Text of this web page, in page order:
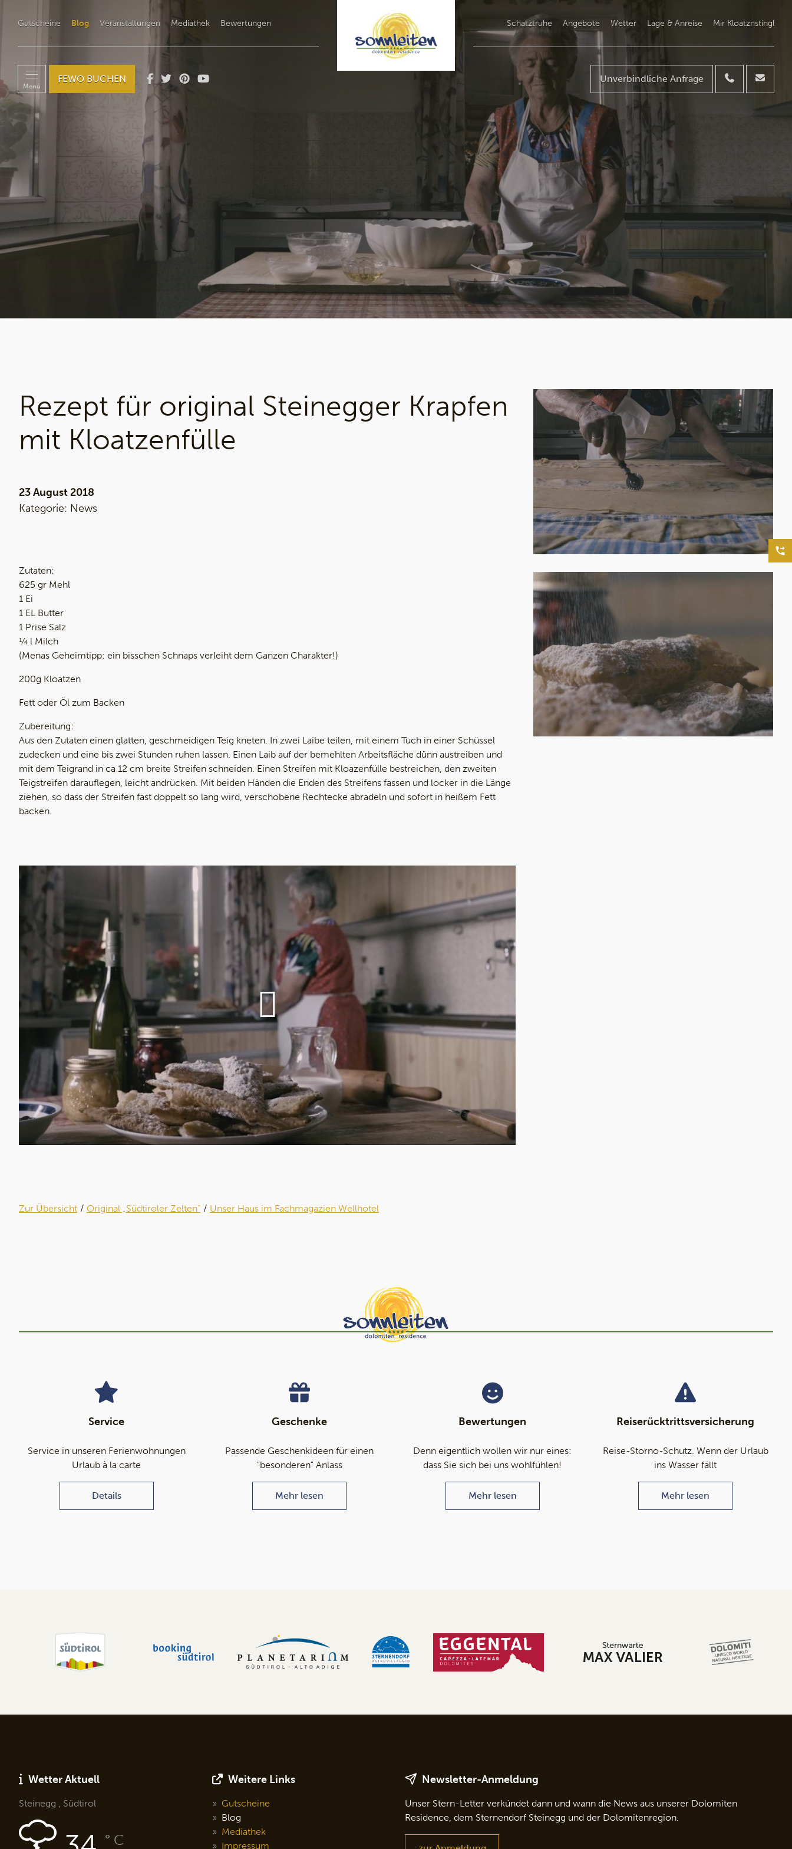
Gutscheine Blog Veranstaltungen Mediathek Bewertungen
Menü
FEWO BUCHEN
Schatztruhe Angebote Wetter Lage & Anreise Mir Kloatznstingl
Unverbindliche Anfrage
Rezept für original Steinegger Krapfen
mit Kloatzenfülle
23 August 2018
Kategorie: News
Zutaten:
625 gr Mehl
1 Ei
1 EL Butter
1 Prise Salz
¼ l Milch
(Menas Geheimtipp: ein bisschen Schnaps verleiht dem Ganzen Charakter!)
200g Kloatzen
Fett oder Öl zum Backen
Zubereitung:
Aus den Zutaten einen glatten, geschmeidigen Teig kneten. In zwei Laibe teilen, mit einem Tuch in einer Schüssel
zudecken und eine bis zwei Stunden ruhen lassen. Einen Laib auf der bemehlten Arbeitsfläche dünn austreiben und
mit dem Teigrand in ca 12 cm breite Streifen schneiden. Einen Streifen mit Kloazenfülle bestreichen, den zweiten
Teigstreifen darauflegen, leicht andrücken. Mit beiden Händen die Enden des Streifens fassen und locker in die Länge
ziehen, so dass der Streifen fast doppelt so lang wird, verschobene Rechtecke abradeln und sofort in heißem Fett
backen.
Zur Übersicht Original „Südtiroler Zelten“ Unser Haus im Fachmagazien Wellhotel
Service
Service in unseren Ferienwohnungen
Urlaub à la carte
Details
Geschenke
Passende Geschenkideen für einen
"besonderen" Anlass
Mehr lesen
Bewertungen
Denn eigentlich wollen wir nur eines:
dass Sie sich bei uns wohlfühlen!
Mehr lesen
Reiserücktrittsversicherung
Reise-Storno-Schutz. Wenn der Urlaub
ins Wasser fällt
Mehr lesen
Wetter Aktuell
Steinegg , Südtirol
° C
Weitere Links
Gutscheine
Blog
Mediathek
Impressum
Newsletter-Anmeldung
Unser Stern-Letter verkündet dann und wann die News aus unserer Dolomiten
Residence, dem Sternendorf Steinegg und der Dolomitenregion.